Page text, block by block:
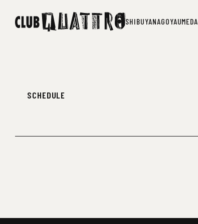
SHIBUYANAGOYAUMEDA
SCHEDULE